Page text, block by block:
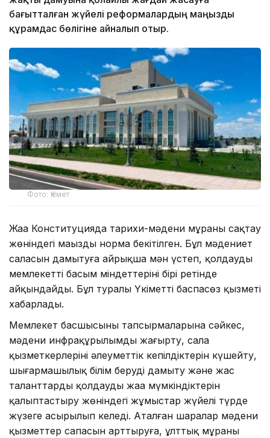
бағытталған жүйелі реформалардың маңызды
құрамдас бөлігіне айналып отыр.
Фото: Үкімет
Жаңа Конституцияда тарихи-мәдени мұраны сақтау
жөніндегі маңызды норма бекітілген. Бұл мәдениет
саласын дамытуға айрықша мән үстеп, қолдауды
мемлекеттің басым міндеттерінің бірі ретінде
айқындайды. Бұл туралы Үкіметтің баспасөз қызметі
хабарлады.
Мемлекет басшысының тапсырмаларына сәйкес,
мәдени инфрақұрылымды жаңғырту, сала
қызметкерлерінің әлеуметтік кепілдіктерін күшейту,
шығармашылық білім беруді дамыту және жас
таланттарды қолдаудың жаңа мүмкіндіктерін
қалыптастыру жөніндегі жұмыстар жүйелі түрде
жүзеге асырылып келеді. Аталған шаралар мәдени
қызметтер сапасын арттыруға, ұлттық мұраны